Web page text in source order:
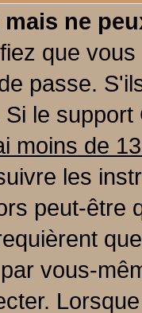
ne
que
passe.
le
moins de
les
peut-être
vous-